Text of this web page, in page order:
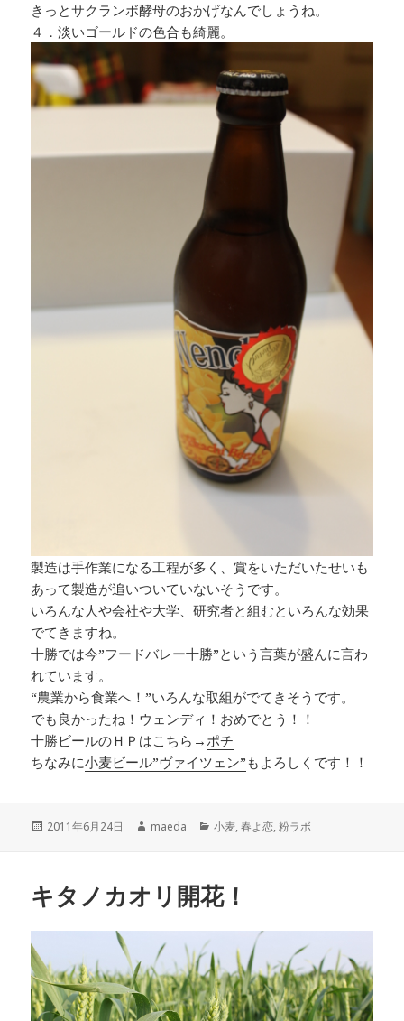
きっとサクランボ酵母のおかげなんでしょうね。
４．淡いゴールドの色合も綺麗。
製造は手作業になる工程が多く、賞をいただいたせいも
あって製造が追いついていないそうです。
いろんな人や会社や大学、研究者と組むといろんな効果
でてきますね。
十勝では今”フードバレー十勝”という言葉が盛んに言わ
れています。
“農業から食業へ！”いろんな取組がでてきそうです。
でも良かったね！ウェンディ！おめでとう！！
十勝ビールのＨＰはこちら→ ポチ
ちなみに小麦ビール”ヴァイツェン” もよろしくです！！
投
2011年6月24日
作
maeda
カ
ー
小麦,春よ恋,粉ラボ
キタノカオリ開花！